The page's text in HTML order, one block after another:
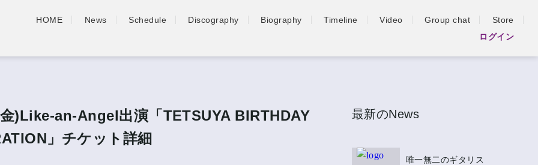
HOME News Schedule Discography Biography Timeline Video Group chat
Store
ログイン
)Like-an-Angel出演「TETSUYA BIRTHDAY
」チケット詳細
最新のNews
唯一無二のギタリス